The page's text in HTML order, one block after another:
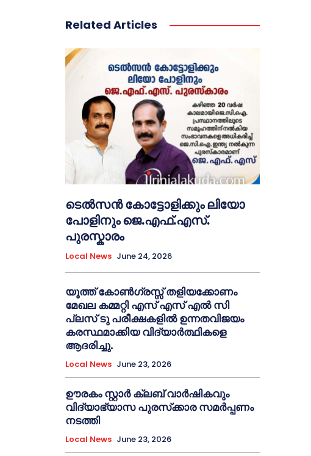
Related Articles
ടെൽസൻ കോട്ടോളിക്കും ലിയോ
പോളിനും ജെ.എഫ്.എസ്.
പുരസ്കാരം
Local News June 24, 2026
യൂത്ത് കോൺഗ്രസ്സ് തളിയക്കോണം
മേഖല കമ്മറ്റി എസ് എസ് എൽ സി
പ്ലസ് ടു പരീക്ഷകളിൽ ഉന്നതവിജയം
കരസ്ഥമാക്കിയ വിദ്യാർത്ഥികളെ
ആദരിച്ചു.
Local News June 23, 2026
ഊരകം സ്റ്റാർ ക്ലബ് വാർഷികവും
വിദ്യാഭ്യാസ പുരസ്‌ക്കാര സമർപ്പണം
നടത്തി
Local News June 23, 2026